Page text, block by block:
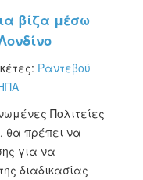
βίζα μέσω
Ραντεβού
Πολιτείες
θα πρέπει να
για να
διαδικασίας